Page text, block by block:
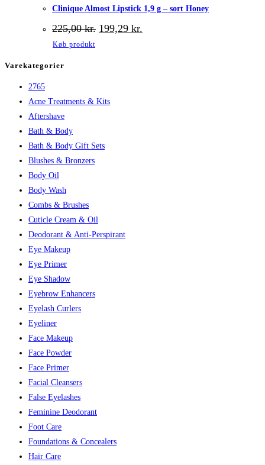
Clinique Almost Lipstick 1,9 g – sort Honey
225,00kr. Den
oprindelige
199,29 kr.
aktuelle
Køb produkt
Varekategorier
2765
Acne Treatments & Kits
Aftershave
Bath & Body
Bath & Body Gift Sets
Blushes & Bronzers
Body Oil
Body Wash
Combs & Brushes
Cuticle Cream & Oil
Deodorant & Anti-Perspirant
Eye Makeup
Eye Primer
Eye Shadow
Eyebrow Enhancers
Eyelash Curlers
Eyeliner
Face Makeup
Face Powder
Face Primer
Facial Cleansers
False Eyelashes
Feminine Deodorant
Foot Care
Foundations & Concealers
Hair Care